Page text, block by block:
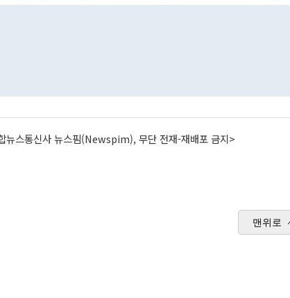
뉴스통신사 뉴스핌(Newspim), 무단 전재-재배포 금지>
맨위로